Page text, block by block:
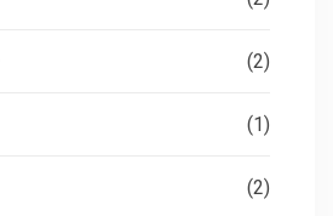
(2)
(1)
(2)